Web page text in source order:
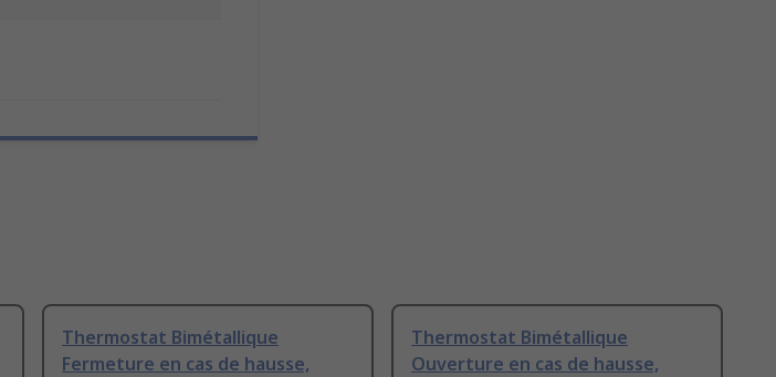
Thermostat Bimétallique
Fermeture en cas de hausse,
Thermostat Bimétallique
Ouverture en cas de hausse,